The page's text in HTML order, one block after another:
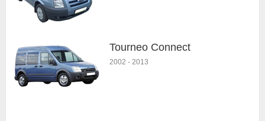
Tourneo Connect
2002 - 2013